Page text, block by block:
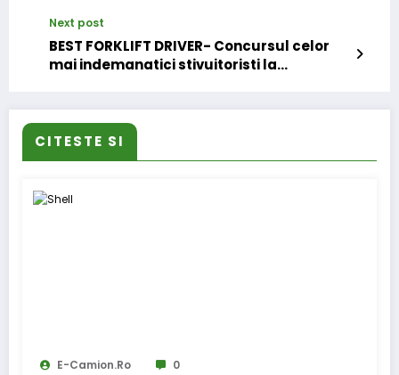
Next post
BEST FORKLIFT DRIVER- Concursul celor
mai indemanatici stivuitoristi la
CITESTE SI
E-Camion.ro 0